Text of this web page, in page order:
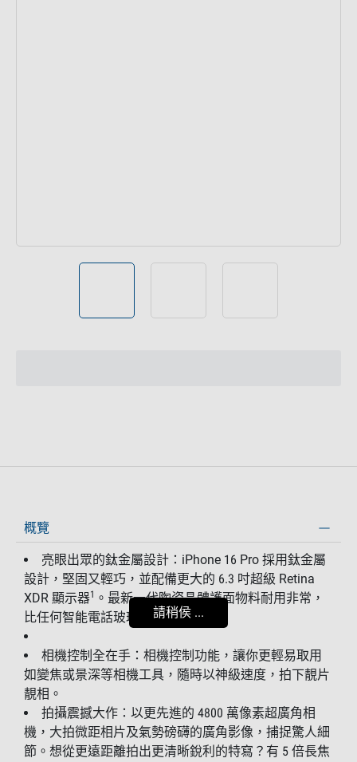
概覽
亮眼出眾的鈦金屬設計：iPhone 16 Pro 採用鈦金屬
設計，堅固又輕巧，並配備更大的 6.3 吋超級 Retina
XDR 顯示器1 。最新一代陶瓷晶體護面物料耐用非常，
比任何智能電話玻璃堅固達兩倍。
相機控制全在手：相機控制功能，讓你更輕易取用
如變焦或景深等相機工具，隨時以神級速度，拍下靚片
靚相。
拍攝震撼大作：以更先進的 4800 萬像素超廣角相
機，大拍微距相片及氣勢磅礴的廣角影像，捕捉驚人細
節。想從更遠距離拍出更清晰銳利的特寫？有 5 倍長焦
請稍侯 ...